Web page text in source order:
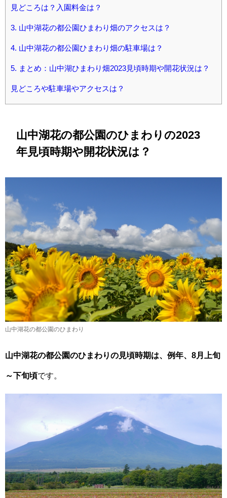
見どころは？入園料金は？
3. 山中湖花の都公園ひまわり畑のアクセスは？
4. 山中湖花の都公園ひまわり畑の駐車場は？
5. まとめ：山中湖ひまわり畑2023見頃時期や開花状況は？
見どころや駐車場やアクセスは？
山中湖花の都公園のひまわりの2023
年見頃時期や開花状況は？
山中湖花の都公園のひまわり
山中湖花の都公園のひまわりの見頃時期は、例年、8月上旬
～下旬頃です。